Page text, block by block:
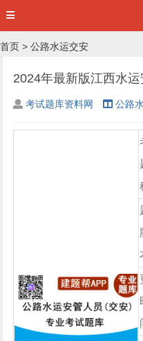
首页 > 公路水运交安
2024年最新版江西水
考试题库资料网 公路